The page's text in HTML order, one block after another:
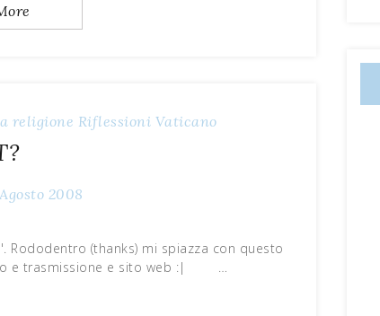
religione Riflessioni Vaticano
2008
Rododentro (thanks) mi spiazza con questo
e trasmissione e sito web :| …